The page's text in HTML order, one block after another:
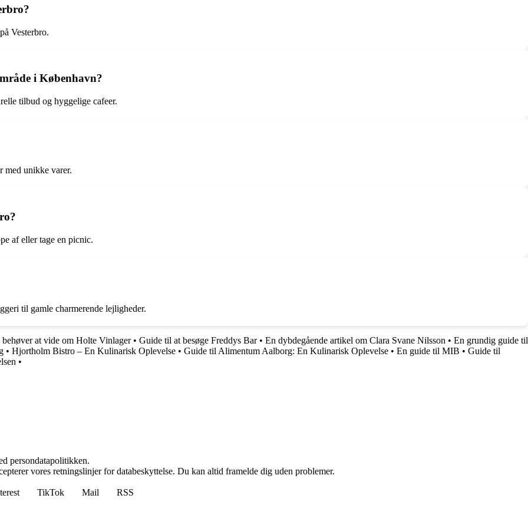
Vesterbro.
i København?
tilbud og hyggelige cafeer.
med unikke varer.
af eller tage en picnic.
til gamle charmerende lejligheder.
at vide om Holte Vinlager• Guide til at besøge Freddys Bar• En dybdegående artikel om Clara Svane Nilsson • En grundig guide til
• Hjortholm Bistro – En Kulinarisk Oplevelse • Guide til Alimentum Aalborg: En Kulinarisk Oplevelse • En guide til MIB • Guide til
•
persondatapolitikken.
vores retningslinjer for databeskyttelse. Du kan altid framelde dig uden problemer.
TikTok Mail RSS